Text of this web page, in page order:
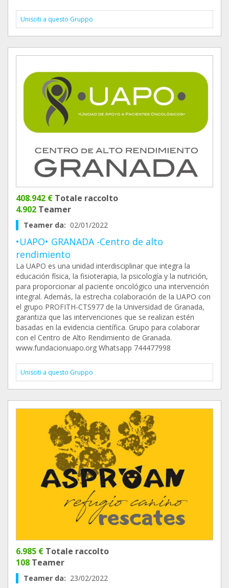
Unisciti a questo Gruppo
408.942 € Totale raccolto
4.902 Teamer
Teamer da: 02/01/2022
•UAPO• GRANADA -Centro de alto
rendimiento
La UAPO es una unidad interdisciplinar que integra la
educación física, la fisioterapia, la psicología y la nutrición,
para proporcionar al paciente oncológico una intervención
integral. Además, la estrecha colaboración de la UAPO con
el grupo PROFITH-CTS977 de la Universidad de Granada,
garantiza que las intervenciones que se realizan estén
basadas en la evidencia científica. Grupo para colaborar
con el Centro de Alto Rendimiento de Granada.
www.fundacionuapo.org Whatsapp 744477998
Unisciti a questo Gruppo
6.985 € Totale raccolto
108 Teamer
Teamer da: 23/02/2022